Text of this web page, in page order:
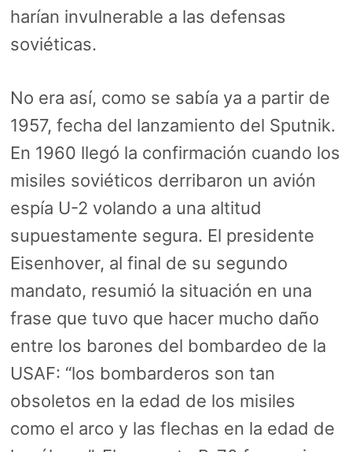
harían invulnerable a las defensas
soviéticas.
No era así, como se sabía ya a partir de
1957, fecha del lanzamiento del Sputnik.
En 1960 llegó la confirmación cuando los
misiles soviéticos derribaron un avión
espía U-2 volando a una altitud
supuestamente segura. El presidente
Eisenhover, al final de su segundo
mandato, resumió la situación en una
frase que tuvo que hacer mucho daño
entre los barones del bombardeo de la
USAF: “los bombarderos son tan
obsoletos en la edad de los misiles
como el arco y las flechas en la edad de